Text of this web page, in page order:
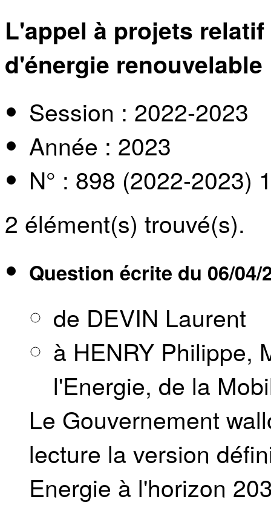
L'appel à projets
d'énergie renouvelable
Session : 2022-2023
Année : 2023
N° : 898 (2022-2023)
2 élément(s) trouvé(s).
Question écrite du 06/04/
de DEVIN Laurent
à HENRY Philippe,
l'Energie, de la
Le Gouvernement
lecture la version
Energie à l'horizon